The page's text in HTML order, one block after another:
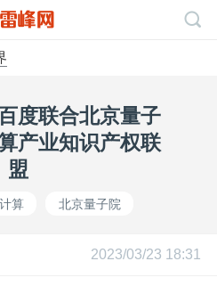
度联合北京量子
产业知识产权联
盟
算 北京量子院
2023/03/23 18:31